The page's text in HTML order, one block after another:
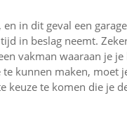
in dit geval een
in beslag neemt.
vakman waaraan je
kunnen maken, moet
keuze te komen die je